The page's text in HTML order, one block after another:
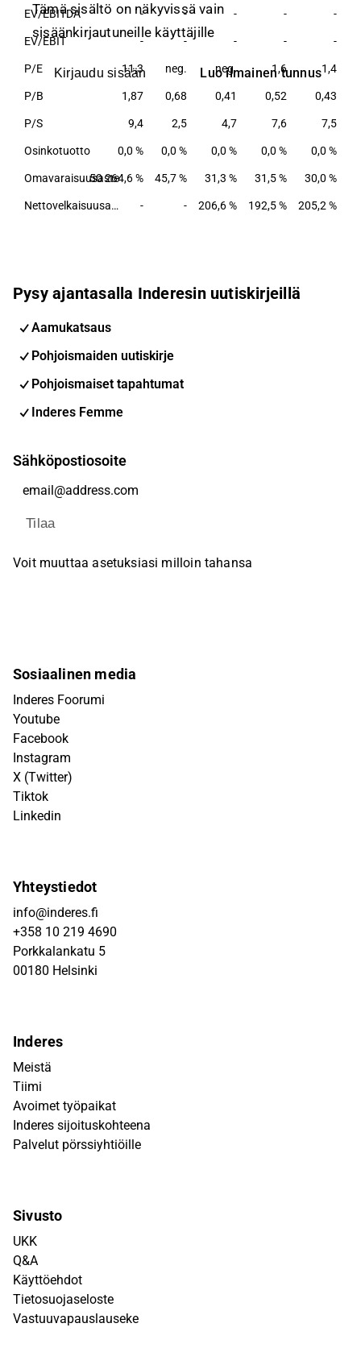
EV/EBITDA - - - - -
EV/EBIT - - - - -
P/E 11,3 neg. neg. 1,6 1,4
P/B 1,87 0,68 0,41 0,52 0,43
P/S 9,4 2,5 4,7 7,6 7,5
Osinkotuotto 0,0 % 0,0 % 0,0 % 0,0 % 0,0 %
Omavaraisuusaste
50 264,6 % 45,7 % 31,3 % 31,5 % 30,0 %
Nettovelkaisuusaste - - 206,6 % 192,5 % 205,2 %
Tämä sisältö on näkyvissä vain
sisäänkirjautuneille käyttäjille
Kirjaudu sisään Luo ilmainen tunnus
Pysy ajantasalla Inderesin uutiskirjeillä
Aamukatsaus
Pohjoismaiden uutiskirje
Pohjoismaiset tapahtumat
Inderes Femme
Sähköpostiosoite
Tilaa
Voit muuttaa asetuksiasi milloin tahansa
Sosiaalinen media
Inderes Foorumi
Youtube
Facebook
Instagram
X (Twitter)
Tiktok
Linkedin
Yhteystiedot
info@inderes.fi
+358 10 219 4690
Porkkalankatu 5
00180 Helsinki
Inderes
Meistä
Tiimi
Avoimet työpaikat
Inderes sijoituskohteena
Palvelut pörssiyhtiöille
Sivusto
UKK
Q&A
Käyttöehdot
Tietosuojaseloste
Vastuuvapauslauseke